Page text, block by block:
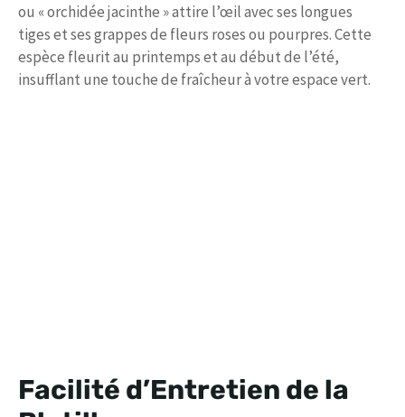
ou « orchidée jacinthe » attire l’œil avec ses longues
tiges et ses grappes de fleurs roses ou pourpres. Cette
espèce fleurit au printemps et au début de l’été,
insufflant une touche de fraîcheur à votre espace vert.
Facilité d’Entretien de la